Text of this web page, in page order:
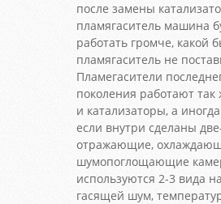
после замены
пламягаситель машина
работать громче, какой
пламягаситель не
Пламегасители
поколения работают так
и катализаторы, а
если внутри сделаны
отражающие,
шумопоглощающие
используются 2-3 вида
гасящей шум,